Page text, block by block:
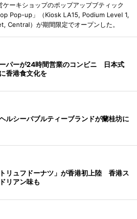
ーキショップのポップアップブティック
Pop-up」（Kiosk LA15, Podium Level 1,
Central）が期間限定でオープンした。
パーが24時間営業のコンビニ 日本式
香港食文化を
ルシーバブルティーブランドが蘭桂坊に
リュフドーナツ」が香港初上陸 香港ス
リアン味も